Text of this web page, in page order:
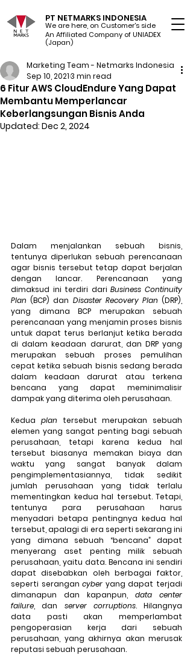
PT NETMARKS INDONESIA
We are here, on Customer's side
An Affiliated Company of UNIADEX Ltd.
(Japan)
6 Fitur AWS CloudEndure Yang Dapat
Membantu Memperlancar
Keberlangsungan Bisnis Anda
Marketing Team - Netmarks Indonesia
Sep 10, 20213 min read
Updated: Dec 2, 2024
Dalam menjalankan sebuah bisnis,
tentunya diperlukan sebuah perencanaan
agar bisnis tersebut tetap dapat berjalan
dengan lancar. Perencanaan yang
dimaksud ini terdiri dari Business Continuity
Plan (BCP) dan Disaster Recovery Plan (DRP),
yang dimana BCP merupakan sebuah
perencanaan yang menjamin proses bisnis
untuk dapat terus berlanjut ketika berada
di dalam keadaan darurat, dan DRP yang
merupakan sebuah proses pemulihan
cepat ketika sebuah bisnis sedang berada
dalam keadaan darurat atau terkena
bencana yang dapat meminimalisir
dampak yang diterima oleh perusahaan.
Kedua plan tersebut merupakan sebuah
elemen yang sangat penting bagi sebuah
perusahaan, tetapi karena kedua hal
tersebut biasanya memakan biaya dan
waktu yang sangat banyak dalam
pengimplementasiannya, tidak sedikit
jumlah perusahaan yang tidak terlalu
mementingkan kedua hal tersebut. Tetapi,
tentunya para perusahaan harus
menyadari betapa pentingnya kedua hal
tersebut, apalagi di era seperti sekarang ini
yang dimana sebuah “bencana” dapat
menyerang aset penting milik sebuah
perusahaan, yaitu data. Bencana ini sendiri
dapat disebabkan oleh berbagai faktor,
seperti serangan cyber yang dapat terjadi
dimanapun dan kapanpun, data center
failure , dan server corruptions. Hilangnya
data pasti akan memperlambat
pengoperasian kerja dari sebuah
perusahaan, yang akhirnya akan merusak
reputasi sebuah perusahaan.